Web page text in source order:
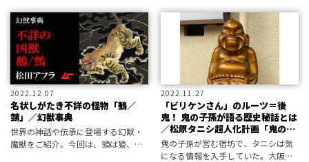
2022.12.07
名状しがたき不詳の怪物「鵺／
鵼」／幻獣事典
世界の神話や伝承に登場する幻獣・
魔獣をご紹介。今回は、頭は猿、躯
2022.11.27
「ビリケンさん」のルーツ＝後
鬼！ 鬼の子孫が語る歴史秘話とは
／松原タニシ超人化計画「鬼の子
孫の営む宿坊」（3）
鬼の子孫が営む宿坊で、タニシは気
になる情報を入手していた。大阪に